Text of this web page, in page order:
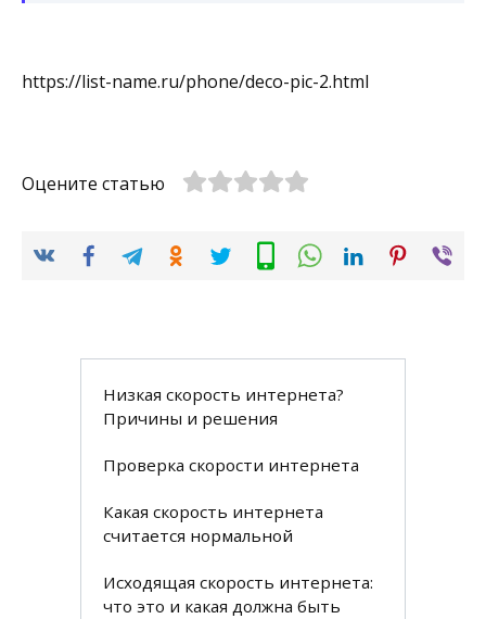
https://list-name.ru/phone/deco-pic-2.html
Оцените статью
Низкая скорость интернета?
Причины и решения
Проверка скорости интернета
Какая скорость интернета
считается нормальной
Исходящая скорость интернета:
что это и какая должна быть